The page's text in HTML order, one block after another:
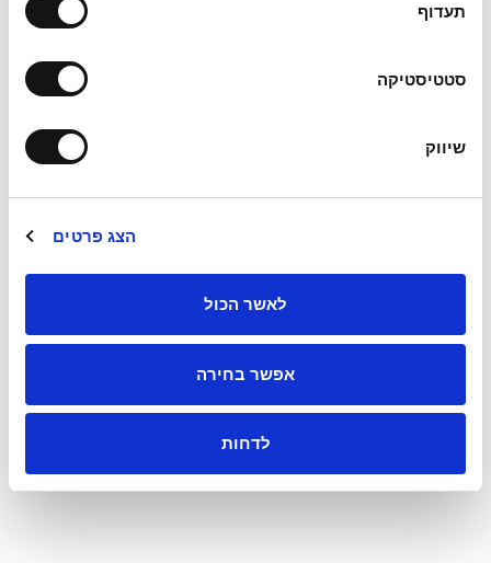
תעדוף
סטטיסטיקה
שיווק
הצג פרטים
לאשר הכול
אפשר בחירה
לדחות